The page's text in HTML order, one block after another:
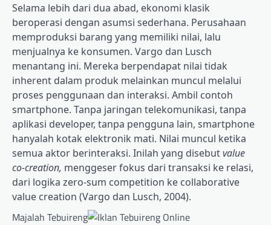
Selama lebih dari dua abad, ekonomi klasik
beroperasi dengan asumsi sederhana. Perusahaan
memproduksi barang yang memiliki nilai, lalu
menjualnya ke konsumen. Vargo dan Lusch
menantang ini. Mereka berpendapat nilai tidak
inherent dalam produk melainkan muncul melalui
proses penggunaan dan interaksi. Ambil contoh
smartphone. Tanpa jaringan telekomunikasi, tanpa
aplikasi developer, tanpa pengguna lain, smartphone
hanyalah kotak elektronik mati. Nilai muncul ketika
semua aktor berinteraksi. Inilah yang disebutvalue
co-creation, menggeser fokus dari transaksi ke relasi,
dari logika zero-sum competition ke collaborative
value creation (Vargo dan Lusch, 2004).
Majalah Tebuireng